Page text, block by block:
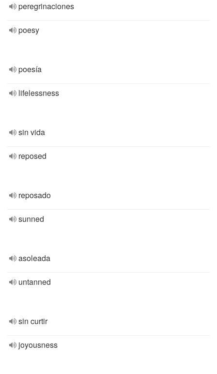
peregrinaciones
poesy
poesía
lifelessness
sin vida
reposed
reposado
sunned
asoleada
untanned
sin curtir
joyousness